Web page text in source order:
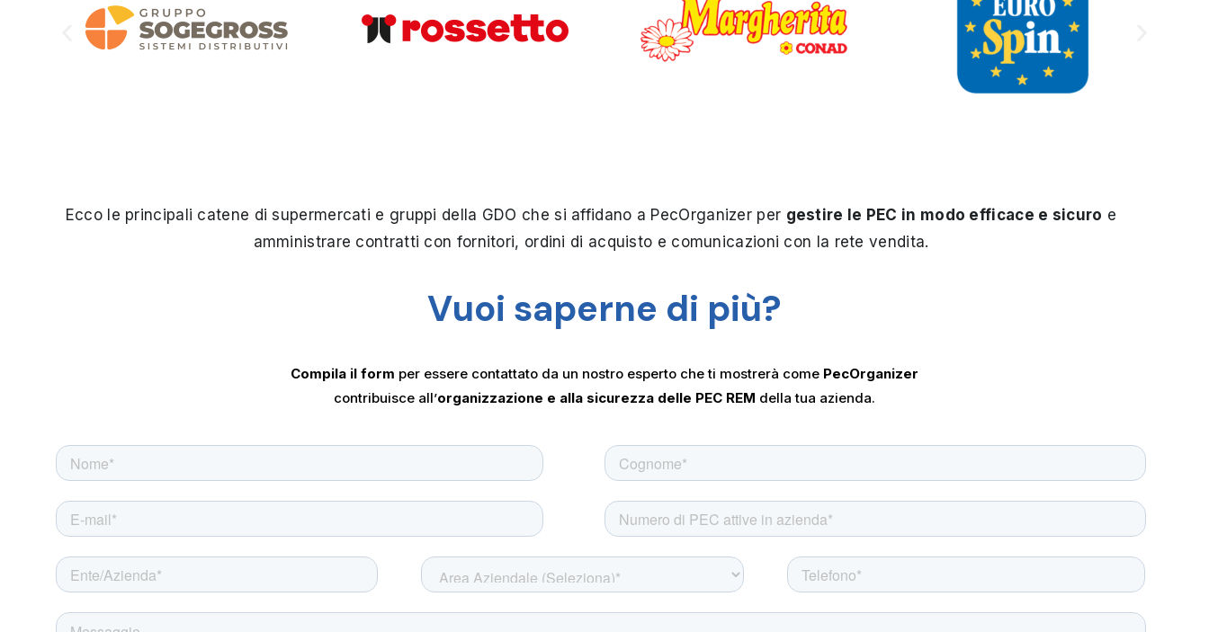
Ecco le principali catene di supermercati e gruppi della GDO che si affidano a PecOrganizer per gestire le PEC in modo efficace e sicuro e
amministrare contratti con fornitori, ordini di acquisto e comunicazioni con la rete vendita.
Vuoi saperne di più?
Compila il form per essere contattato da un nostro esperto che ti mostrerà come PecOrganizer
contribuisce all’organizzazione e alla sicurezza delle PEC REM della tua azienda.